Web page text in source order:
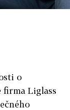
o
firma Liglass